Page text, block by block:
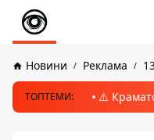
Новини Реклама
ТОПТЕМИ: ⚠️